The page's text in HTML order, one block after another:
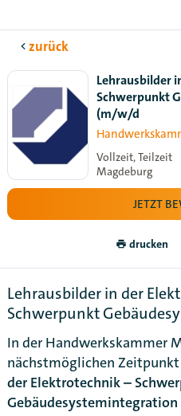
der Handwerksorganisationen
zurück
Lehrausbilder
Schwerpunkt
(m/w/d
Vollzeit, Teilzeit
Magdeburg
JETZT
drucken
Lehrausbilder in der
Schwerpunkt
In der Handwerkskammer
nächstmöglichen
der Elektrotechnik –